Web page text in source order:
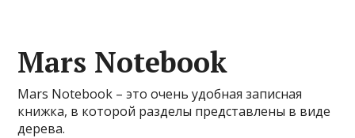
Mars Notebook
Mars Notebook – это очень удобная записная
книжка, в которой разделы представлены в виде
дерева.